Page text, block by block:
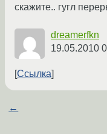
скажите.. гугл
dreamerfkn
19.05.2010
Ссылка
←